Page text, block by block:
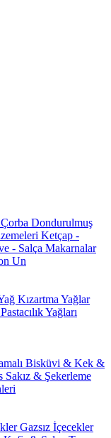
Çorba Dondurulmuş
Ketçap -
- Salça Makarnalar
Un
Kızartma Yağlar
Pastacılık Yağları
Bisküvi & Kek &
Sakız & Şekerleme
Gazsız İçecekler